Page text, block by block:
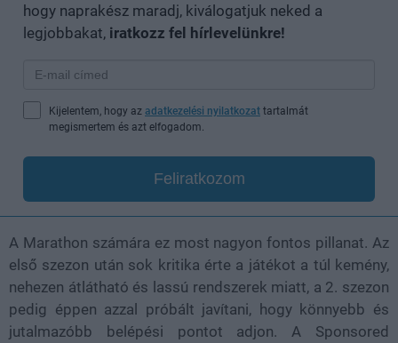
hogy naprakész maradj, kiválogatjuk neked a
legjobbakat, iratkozz fel hírlevelünkre!
Kijelentem, hogy az adatkezelési nyilatkozat tartalmát
megismertem és azt elfogadom.
Feliratkozom
A Marathon számára ez most nagyon fontos pillanat. Az
első szezon után sok kritika érte a játékot a túl kemény,
nehezen átlátható és lassú rendszerek miatt, a 2. szezon
pedig éppen azzal próbált javítani, hogy könnyebb és
jutalmazóbb belépési pontot adjon. A Sponsored